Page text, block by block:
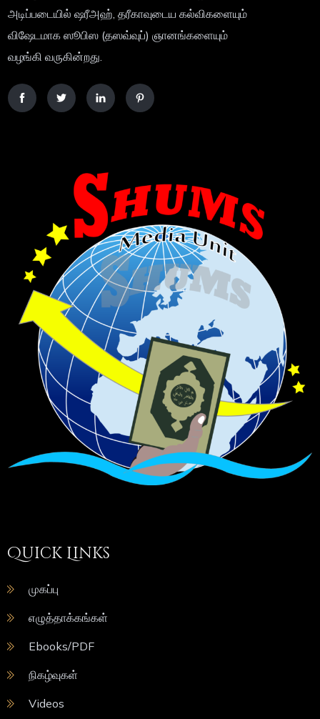
அடிப்படையில் ஷரீஅஹ், தரீகாவுடைய கல்விகளையும்
விஷேடமாக ஸூபிஸ (தஸவ்வுப்) ஞானங்களையும்
வழங்கி வருகின்றது.
Quick Links
முகப்பு
எழுத்தாக்கங்கள்
Ebooks/PDF
நிகழ்வுகள்
Videos